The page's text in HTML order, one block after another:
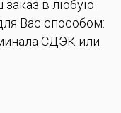
в любую
Вас способом:
СДЭК или